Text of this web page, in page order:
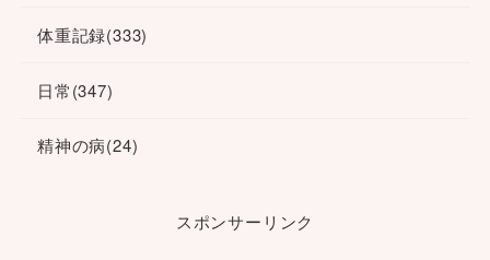
体重記録(333)
日常(347)
精神の病(24)
スポンサーリンク